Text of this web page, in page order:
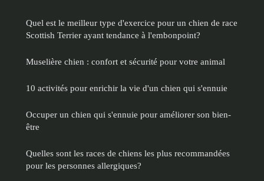
Quel est le meilleur type d'exercice pour un chien de race
Scottish Terrier ayant tendance à l'embonpoint?
Muselière chien : confort et sécurité pour votre animal
10 activités pour enrichir la vie d'un chien qui s'ennuie
Occuper un chien qui s'ennuie pour améliorer son bien-
être
Quelles sont les races de chiens les plus recommandées
pour les personnes allergiques?